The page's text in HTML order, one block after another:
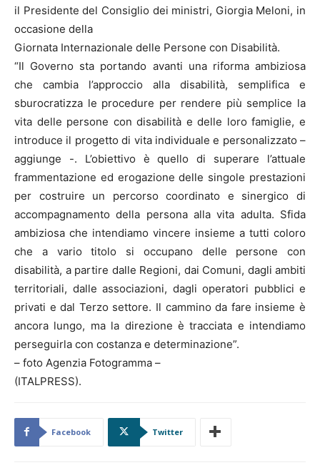
il Presidente del Consiglio dei ministri, Giorgia Meloni, in
occasione della
Giornata Internazionale delle Persone con Disabilità.
“Il Governo sta portando avanti una riforma ambiziosa
che cambia l’approccio alla disabilità, semplifica e
sburocratizza le procedure per rendere più semplice la
vita delle persone con disabilità e delle loro famiglie, e
introduce il progetto di vita individuale e personalizzato –
aggiunge -. L’obiettivo è quello di superare l’attuale
frammentazione ed erogazione delle singole prestazioni
per costruire un percorso coordinato e sinergico di
accompagnamento della persona alla vita adulta. Sfida
ambiziosa che intendiamo vincere insieme a tutti coloro
che a vario titolo si occupano delle persone con
disabilità, a partire dalle Regioni, dai Comuni, dagli ambiti
territoriali, dalle associazioni, dagli operatori pubblici e
privati e dal Terzo settore. Il cammino da fare insieme è
ancora lungo, ma la direzione è tracciata e intendiamo
perseguirla con costanza e determinazione”.
– foto Agenzia Fotogramma –
(ITALPRESS).
Facebook Twitter